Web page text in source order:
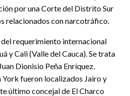
por una Corte del Distrito Sur
relacionados con narcotráfico.
requerimiento internacional
y Cali (Valle del Cauca). Se trata
Dionisio Peña Enríquez.
York fueron localizados Jairo y
último concejal de El Charco